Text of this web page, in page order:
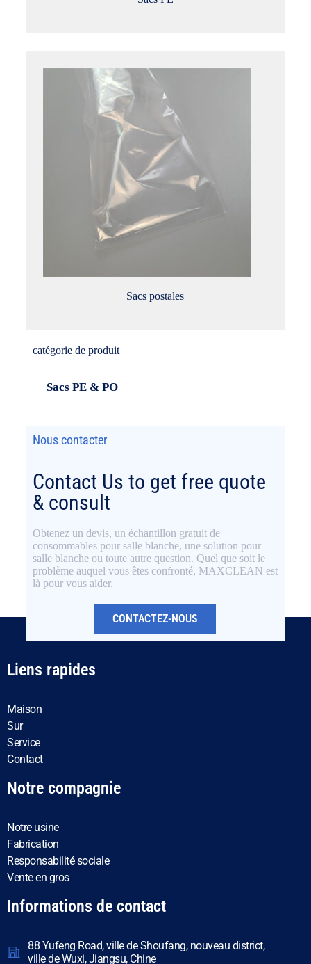
catégorie de produit
Sacs PE & PO
Sacs postales
Nous contacter
Contact Us to get free quote
& consult
Obtenez un devis, un échantillon gratuit de
consommables pour salle blanche, une solution pour
salle blanche ou toute autre question. Quel que soit le
problème auquel vous êtes confronté, MAXCLEAN est
là pour vous aider.
CONTACTEZ-NOUS
Liens rapides
Maison
Sur
Service
Contact
Notre compagnie
Notre usine
Fabrication
Responsabilité sociale
Vente en gros
Informations de contact
88 Yufeng Road, ville de Shoufang, nouveau district,
ville de Wuxi, Jiangsu, Chine